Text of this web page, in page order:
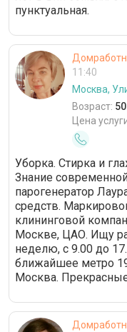
пунктуальная.
11:40
Москва,
Возраст:
Цена
Уборка. Стирка и
Знание
парогенератор
средств.
клининговой
Москве, ЦАО. Ищу
неделю, с 9.00 до
ближайшее метро
Москва.